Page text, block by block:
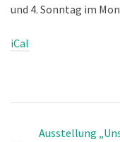
und 4. Sonntag im
iCal
Ausstellung